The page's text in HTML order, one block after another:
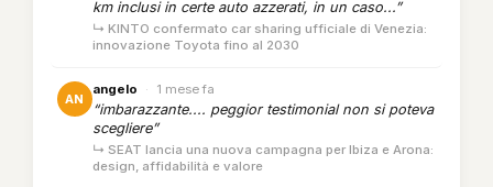
km inclusi in certe auto azzerati, in un caso...”
↳ KINTO confermato car sharing ufficiale di Venezia:
innovazione Toyota fino al 2030
AN
angelo · 1 mese fa
“imbarazzante.... peggior testimonial non si poteva
scegliere”
↳ SEAT lancia una nuova campagna per Ibiza e Arona:
design, affidabilità e valore